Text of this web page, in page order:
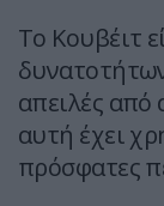
Το Κουβέιτ
απειλές από
αυτή έχει
πρόσφατες